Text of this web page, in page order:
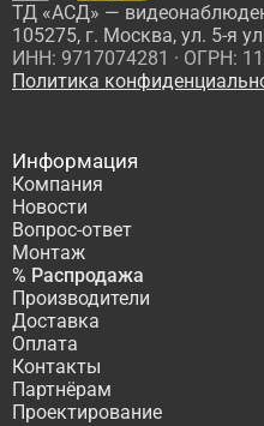
ТД «АСД» —
105275, г. Москва, ул. 5-я
ИНН: 9717074281 · ОГРН:
Политика
Информация
Компания
Новости
Вопрос-ответ
Монтаж
% Распродажа
Производители
Доставка
Оплата
Контакты
Партнёрам
Проектирование